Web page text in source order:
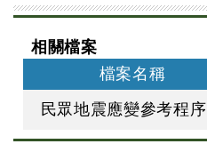
相關檔案
檔案名稱
民眾地震應變參考程序